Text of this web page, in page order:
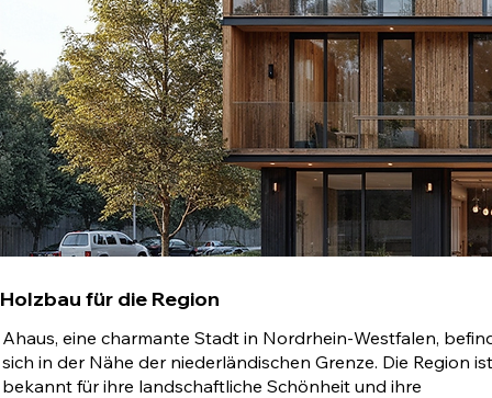
Holzbau für die Region
Ahaus, eine charmante Stadt in Nordrhein-Westfalen,
sich in der Nähe der niederländischen Grenze. Die Region ist
bekannt für ihre landschaftliche Schönheit und ihre